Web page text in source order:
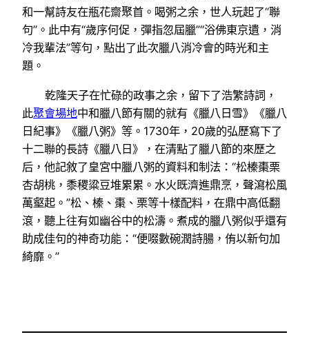
和一幫詩友在瓶花齋聚首。喝粥之余，世人玩起了“聯
句”。此中有“歲序何促，彈指忽屆臘”“浴佛東京遺，消
冷我輩法”等句，點出了此次臘八消冷會的時光和主
題。
乾隆天子在忙碌的政事之余，留下了浩繁詩詞，
此聚會場地中和臘八節有關的就有《臘八日雪》《臘八
日紀事》《臘八粥》等。1730年，20歲的弘歷寫下了
十二聯的長詩《臘八日》，在清點了臘八節的來歷之
后，他記敘了皇宮中臘八粥的資料和制法：“松榛棗栗
杏胡桃，黍稷粱豆堆累累。水火既濟進鼎烹，聲瀉松風
萬壑起。”松、榛、棗、栗等十樣配料，在鼎中高低翻
滾，聽上往有如幽谷中的松濤。煮成的臘八粥似乎還有
助成佳句的神奇功能：“便啜數碗潤詩腸，侑以新句加
綺靡。”